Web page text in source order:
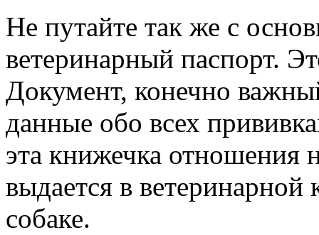
Не путайте так же с
ветеринарный паспорт.
Документ, конечно
данные обо всех
эта книжечка отношения
выдается в
собаке.